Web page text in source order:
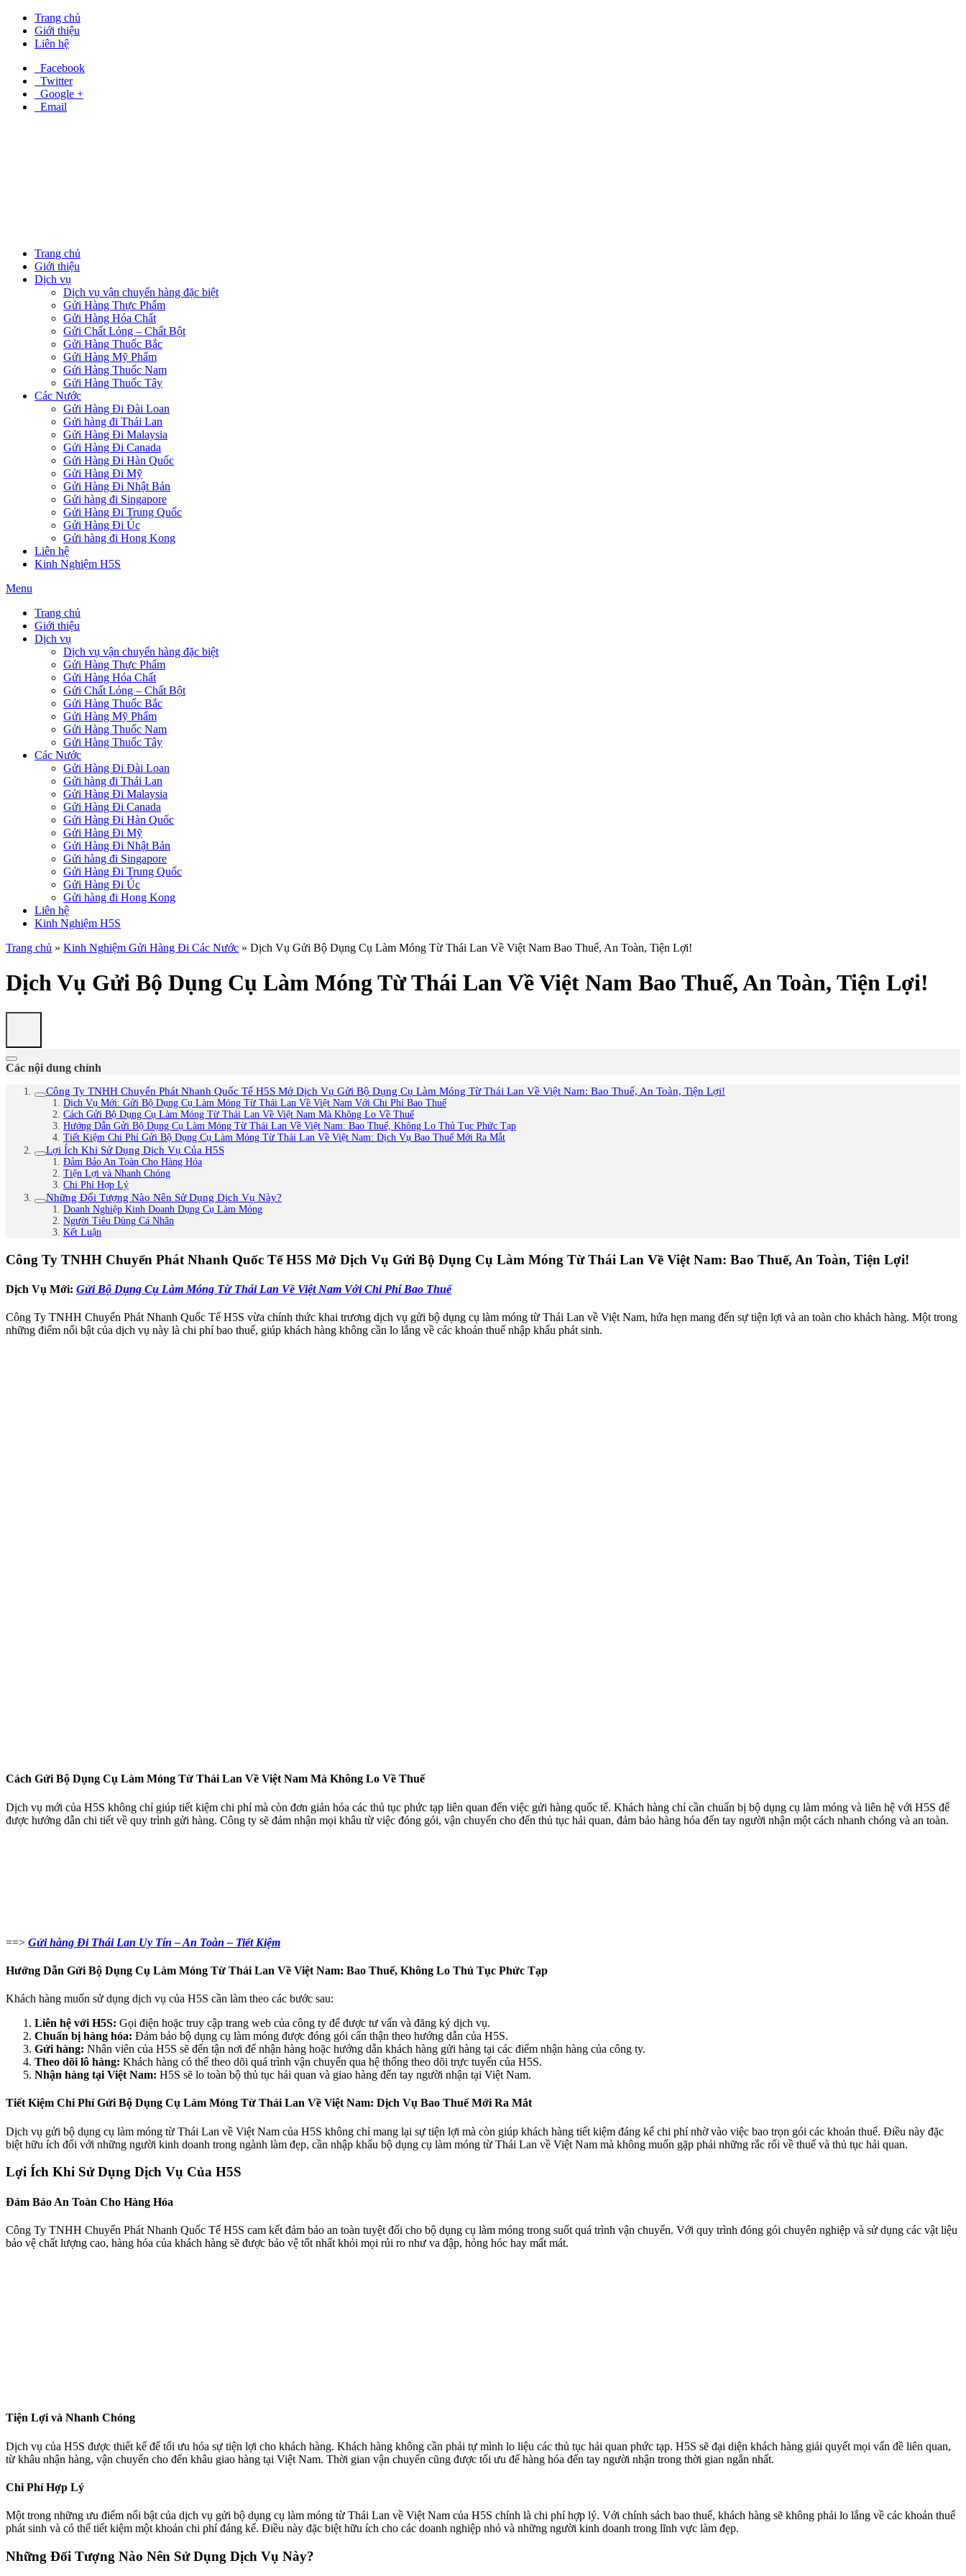
Trang chủ
Giới thiệu
Liên hệ
Facebook
Twitter
Google +
Email
Trang chủ
Giới thiệu
Dịch vụ
Dịch vụ vận chuyển hàng đặc biệt
Gửi Hàng Thực Phẩm
Gửi Hàng Hóa Chất
Gửi Chất Lỏng – Chất Bột
Gửi Hàng Thuốc Bắc
Gửi Hàng Mỹ Phẩm
Gửi Hàng Thuốc Nam
Gửi Hàng Thuốc Tây
Các Nước
Gửi Hàng Đi Đài Loan
Gửi hàng đi Thái Lan
Gửi Hàng Đi Malaysia
Gửi Hàng Đi Canada
Gửi Hàng Đi Hàn Quốc
Gửi Hàng Đi Mỹ
Gửi Hàng Đi Nhật Bản
Gửi hàng đi Singapore
Gửi Hàng Đi Trung Quốc
Gửi Hàng Đi Úc
Gửi hàng đi Hong Kong
Liên hệ
Kinh Nghiệm H5S
Menu
Trang chủ
Giới thiệu
Dịch vụ
Dịch vụ vận chuyển hàng đặc biệt
Gửi Hàng Thực Phẩm
Gửi Hàng Hóa Chất
Gửi Chất Lỏng – Chất Bột
Gửi Hàng Thuốc Bắc
Gửi Hàng Mỹ Phẩm
Gửi Hàng Thuốc Nam
Gửi Hàng Thuốc Tây
Các Nước
Gửi Hàng Đi Đài Loan
Gửi hàng đi Thái Lan
Gửi Hàng Đi Malaysia
Gửi Hàng Đi Canada
Gửi Hàng Đi Hàn Quốc
Gửi Hàng Đi Mỹ
Gửi Hàng Đi Nhật Bản
Gửi hàng đi Singapore
Gửi Hàng Đi Trung Quốc
Gửi Hàng Đi Úc
Gửi hàng đi Hong Kong
Liên hệ
Kinh Nghiệm H5S
Trang chủ » Kinh Nghiệm Gửi Hàng Đi Các Nước » Dịch Vụ Gửi Bộ Dụng Cụ Làm Móng Từ Thái Lan Về Việt Nam Bao Thuế, An Toàn, Tiện Lợi!
Dịch Vụ Gửi Bộ Dụng Cụ Làm Móng Từ Thái Lan Về Việt Nam Bao Thuế, An Toàn, Tiện Lợi!
Các nội dung chính
Công Ty TNHH Chuyển Phát Nhanh Quốc Tế H5S Mở Dịch Vụ Gửi Bộ Dụng Cụ Làm Móng Từ Thái Lan Về Việt Nam: Bao Thuế, An Toàn, Tiện Lợi!
Dịch Vụ Mới: Gửi Bộ Dụng Cụ Làm Móng Từ Thái Lan Về Việt Nam Với Chi Phí Bao Thuế
Cách Gửi Bộ Dụng Cụ Làm Móng Từ Thái Lan Về Việt Nam Mà Không Lo Về Thuế
Hướng Dẫn Gửi Bộ Dụng Cụ Làm Móng Từ Thái Lan Về Việt Nam: Bao Thuế, Không Lo Thủ Tục Phức Tạp
Tiết Kiệm Chi Phí Gửi Bộ Dụng Cụ Làm Móng Từ Thái Lan Về Việt Nam: Dịch Vụ Bao Thuế Mới Ra Mắt
Lợi Ích Khi Sử Dụng Dịch Vụ Của H5S
Đảm Bảo An Toàn Cho Hàng Hóa
Tiện Lợi và Nhanh Chóng
Chi Phí Hợp Lý
Những Đối Tượng Nào Nên Sử Dụng Dịch Vụ Này?
Doanh Nghiệp Kinh Doanh Dụng Cụ Làm Móng
Người Tiêu Dùng Cá Nhân
Kết Luận
Công Ty TNHH Chuyển Phát Nhanh Quốc Tế H5S Mở Dịch Vụ Gửi Bộ Dụng Cụ Làm Móng Từ Thái Lan Về Việt Nam: Bao Thuế, An Toàn, Tiện Lợi!
Dịch Vụ Mới: Gửi Bộ Dụng Cụ Làm Móng Từ Thái Lan Về Việt Nam Với Chi Phí Bao Thuế
Công Ty TNHH Chuyển Phát Nhanh Quốc Tế H5S vừa chính thức khai trương dịch vụ gửi bộ dụng cụ làm móng từ Thái Lan về Việt Nam, hứa hẹn mang đến sự tiện lợi và an toàn cho khách hàng. Một trong
những điểm nổi bật của dịch vụ này là chi phí bao thuế, giúp khách hàng không cần lo lắng về các khoản thuế nhập khẩu phát sinh.
Cách Gửi Bộ Dụng Cụ Làm Móng Từ Thái Lan Về Việt Nam Mà Không Lo Về Thuế
Dịch vụ mới của H5S không chỉ giúp tiết kiệm chi phí mà còn đơn giản hóa các thủ tục phức tạp liên quan đến việc gửi hàng quốc tế. Khách hàng chỉ cần chuẩn bị bộ dụng cụ làm móng và liên hệ với H5S để
được hướng dẫn chi tiết về quy trình gửi hàng. Công ty sẽ đảm nhận mọi khâu từ việc đóng gói, vận chuyển cho đến thủ tục hải quan, đảm bảo hàng hóa đến tay người nhận một cách nhanh chóng và an toàn.
==> Gửi hàng Đi Thái Lan Uy Tín – An Toàn – Tiết Kiệm
Hướng Dẫn Gửi Bộ Dụng Cụ Làm Móng Từ Thái Lan Về Việt Nam: Bao Thuế, Không Lo Thủ Tục Phức Tạp
Khách hàng muốn sử dụng dịch vụ của H5S cần làm theo các bước sau:
Liên hệ với H5S: Gọi điện hoặc truy cập trang web của công ty để được tư vấn và đăng ký dịch vụ.
Chuẩn bị hàng hóa: Đảm bảo bộ dụng cụ làm móng được đóng gói cẩn thận theo hướng dẫn của H5S.
Gửi hàng: Nhân viên của H5S sẽ đến tận nơi để nhận hàng hoặc hướng dẫn khách hàng gửi hàng tại các điểm nhận hàng của công ty.
Theo dõi lô hàng: Khách hàng có thể theo dõi quá trình vận chuyển qua hệ thống theo dõi trực tuyến của H5S.
Nhận hàng tại Việt Nam: H5S sẽ lo toàn bộ thủ tục hải quan và giao hàng đến tay người nhận tại Việt Nam.
Tiết Kiệm Chi Phí Gửi Bộ Dụng Cụ Làm Móng Từ Thái Lan Về Việt Nam: Dịch Vụ Bao Thuế Mới Ra Mắt
Dịch vụ gửi bộ dụng cụ làm móng từ Thái Lan về Việt Nam của H5S không chỉ mang lại sự tiện lợi mà còn giúp khách hàng tiết kiệm đáng kể chi phí nhờ vào việc bao trọn gói các khoản thuế. Điều này đặc
biệt hữu ích đối với những người kinh doanh trong ngành làm đẹp, cần nhập khẩu bộ dụng cụ làm móng từ Thái Lan về Việt Nam mà không muốn gặp phải những rắc rối về thuế và thủ tục hải quan.
Lợi Ích Khi Sử Dụng Dịch Vụ Của H5S
Đảm Bảo An Toàn Cho Hàng Hóa
Công Ty TNHH Chuyển Phát Nhanh Quốc Tế H5S cam kết đảm bảo an toàn tuyệt đối cho bộ dụng cụ làm móng trong suốt quá trình vận chuyển. Với quy trình đóng gói chuyên nghiệp và sử dụng các vật liệu
bảo vệ chất lượng cao, hàng hóa của khách hàng sẽ được bảo vệ tốt nhất khỏi mọi rủi ro như va đập, hỏng hóc hay mất mát.
Tiện Lợi và Nhanh Chóng
Dịch vụ của H5S được thiết kế để tối ưu hóa sự tiện lợi cho khách hàng. Khách hàng không cần phải tự mình lo liệu các thủ tục hải quan phức tạp. H5S sẽ đại diện khách hàng giải quyết mọi vấn đề liên quan,
từ khâu nhận hàng, vận chuyển cho đến khâu giao hàng tại Việt Nam. Thời gian vận chuyển cũng được tối ưu để hàng hóa đến tay người nhận trong thời gian ngắn nhất.
Chi Phí Hợp Lý
Một trong những ưu điểm nổi bật của dịch vụ gửi bộ dụng cụ làm móng từ Thái Lan về Việt Nam của H5S chính là chi phí hợp lý. Với chính sách bao thuế, khách hàng sẽ không phải lo lắng về các khoản thuế
phát sinh và có thể tiết kiệm một khoản chi phí đáng kể. Điều này đặc biệt hữu ích cho các doanh nghiệp nhỏ và những người kinh doanh trong lĩnh vực làm đẹp.
Những Đối Tượng Nào Nên Sử Dụng Dịch Vụ Này?